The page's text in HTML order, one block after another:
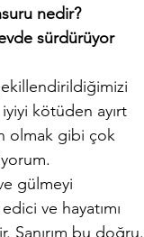
nedir?
sürdürüyor
kötüden ayırt
olmak gibi çok
gülmeyi
ve hayatımı
Sanırım bu doğru.